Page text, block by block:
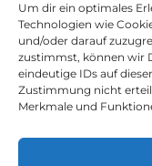
Um dir ein optimales
Technologien wie
und/oder darauf
zustimmst, können wir
eindeutige IDs auf
Zustimmung nicht
Merkmale und